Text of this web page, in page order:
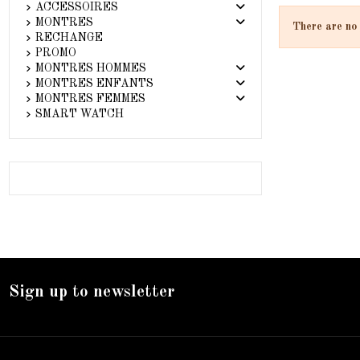
There are
ACCESSOIRES
MONTRES
RECHANGE
PROMO
MONTRES HOMMES
MONTRES ENFANTS
MONTRES FEMMES
SMART WATCH
Sign up to newsletter